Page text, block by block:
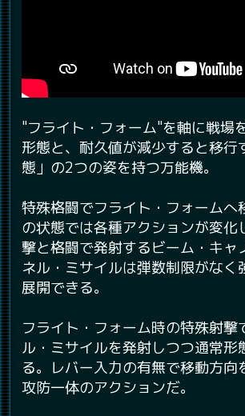
"フライト・フォーム"を軸に戦場
形態と、耐久値が減少すると移行
態」の2つの姿を持つ万能機。
特殊格闘でフライト・フォームへ
の状態では各種アクションが変化
撃と格闘で発射するビーム・キャ
ネル・ミサイルは弾数制限がなく
展開できる。
フライト・フォーム時の特殊射撃
ル・ミサイルを発射しつつ通常形
る。レバー入力の有無で移動方向
攻防一体のアクションだ。